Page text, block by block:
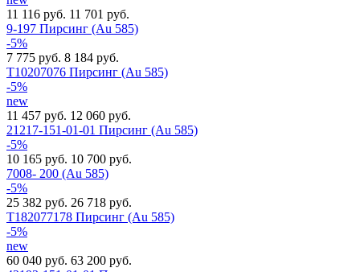
11 116 руб. 11 701 руб.
9-197 Пирсинг (Au 585)
-5%
7 775 руб. 8 184 руб.
Т10207076 Пирсинг (Au 585)
-5%
new
11 457 руб. 12 060 руб.
21217-151-01-01 Пирсинг (Au 585)
-5%
10 165 руб. 10 700 руб.
7008- 200 (Au 585)
-5%
25 382 руб. 26 718 руб.
Т182077178 Пирсинг (Au 585)
-5%
new
60 040 руб. 63 200 руб.